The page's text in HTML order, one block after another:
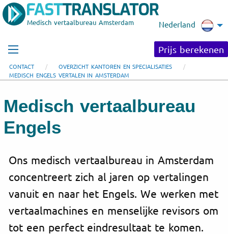
Medisch vertaalbureau Amsterdam Nederland
Prijs berekenen
CONTACT
OVERZICHT KANTOREN EN SPECIALISATIES
MEDISCH ENGELS VERTALEN IN AMSTERDAM
Medisch vertaalbureau
Engels
Ons medisch vertaalbureau in Amsterdam
concentreert zich al jaren op vertalingen
vanuit en naar het Engels. We werken met
vertaalmachines en menselijke revisors om
tot een perfect eindresultaat te komen.